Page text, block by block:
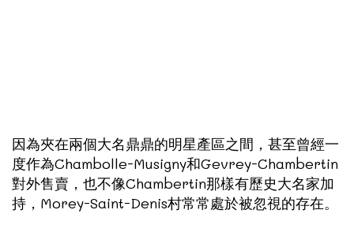
因為夾在兩個大名鼎鼎的明星產區之間，甚至曾經一
度作為Chambolle-Musigny和Gevrey-Chambertin
對外售賣，也不像Chambertin那樣有歷史大名家加
持，Morey-Saint-Denis村常常處於被忽視的存在。